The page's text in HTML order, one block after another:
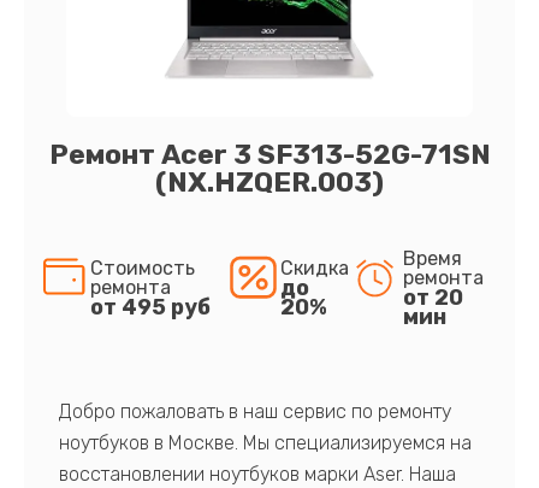
Ремонт Acer 3 SF313-52G-71SN
(NX.HZQER.003)
Стоимость
ремонта
от 495 руб
Скидка
до
20%
Время
ремонта
от 20
мин
Добро пожаловать в наш сервис по ремонту
ноутбуков в Москве. Мы специализируемся на
восстановлении ноутбуков марки Aser. Наша